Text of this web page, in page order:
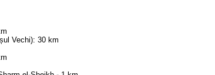
Vechi): 30 km